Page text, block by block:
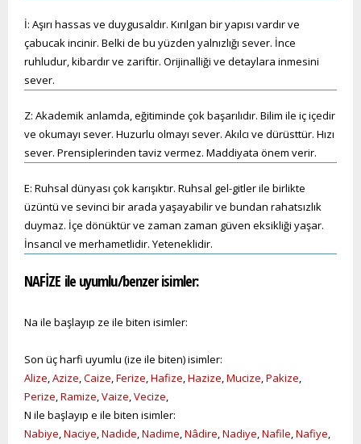
İ: Aşırı hassas ve duygusaldır. Kırılgan bir yapısı vardır ve
çabucak incinir. Belki de bu yüzden yalnızlığı sever. İnce
ruhludur, kibardır ve zariftir. Orijinalliği ve detaylara inmesini
sever.
Z: Akademik anlamda, eğitiminde çok başarılıdır. Bilim ile iç içedir
ve okumayı sever. Huzurlu olmayı sever. Akılcı ve dürüsttür. Hızı
sever. Prensiplerinden taviz vermez. Maddiyata önem verir.
E: Ruhsal dünyası çok karışıktır. Ruhsal gel-gitler ile birlikte
üzüntü ve sevinci bir arada yaşayabilir ve bundan rahatsızlık
duymaz. İçe dönüktür ve zaman zaman güven eksikliği yaşar.
İnsancıl ve merhametlidir. Yeteneklidir.
NAFİZE ile uyumlu/benzer isimler:
Na ile başlayıp ze ile biten isimler:
Son üç harfi uyumlu (ize ile biten) isimler:
Alize,Azize,Caize,Ferize,Hafize,Hazize,Mucize,Pakize,
Perize,Ramize,Vaize,Vecize,
N ile başlayıp e ile biten isimler:
Nabiye,Naciye,Nadide,Nadime,Nâdire,Nadiye,Nafile,Nafiye,